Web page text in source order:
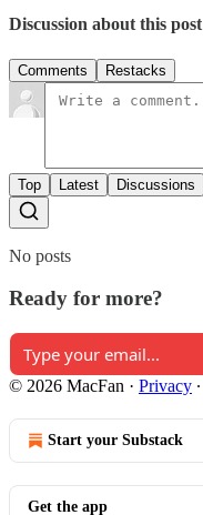
Discussion about this post
Comments Restacks
Top Latest Discussions
No posts
Ready for more?
© 2026 MacFan · Privacy ∙
Start your Substack
Get the app